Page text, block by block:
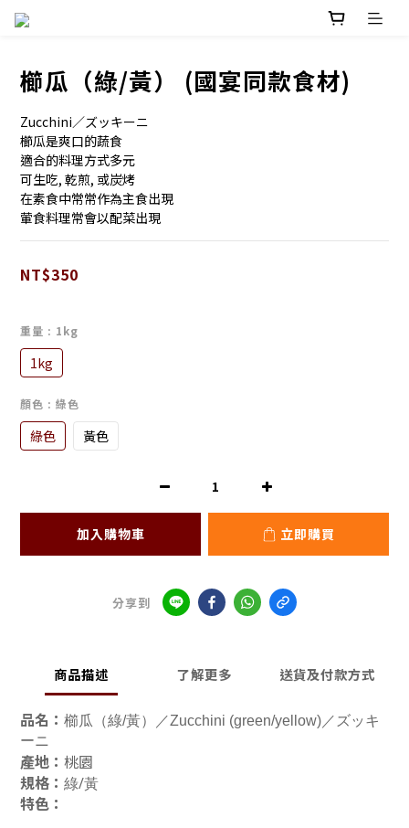
櫛瓜（綠/黃） (國宴同款食材)
Zucchini／ズッキーニ
櫛瓜是爽口的蔬食
適合的料理方式多元
可生吃, 乾煎, 或炭烤
在素食中常常作為主食出現
葷食料理常會以配菜出現
NT$350
重量 : 1kg
1kg
顏色 : 綠色
綠色 黃色
加入購物車 立即購買
分享到
商品描述 了解更多 送貨及付款方式
品名： 櫛瓜（綠/黃）／Zucchini (green/yellow)／ズッキ
ーニ
產地： 桃園
規格： 綠/黃
特色：